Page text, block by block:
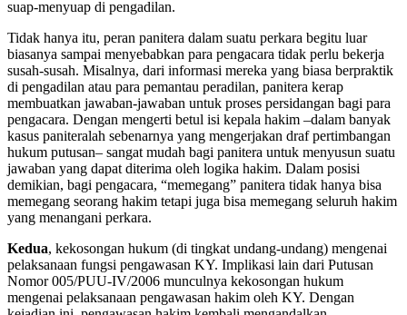
suap-menyuap di pengadilan.
Tidak hanya itu, peran panitera dalam suatu perkara begitu luar
biasanya sampai menyebabkan para pengacara tidak perlu bekerja
susah-susah. Misalnya, dari informasi mereka yang biasa berpraktik
di pengadilan atau para pemantau peradilan, panitera kerap
membuatkan jawaban-jawaban untuk proses persidangan bagi para
pengacara. Dengan mengerti betul isi kepala hakim –dalam banyak
kasus paniteralah sebenarnya yang mengerjakan draf pertimbangan
hukum putusan– sangat mudah bagi panitera untuk menyusun suatu
jawaban yang dapat diterima oleh logika hakim. Dalam posisi
demikian, bagi pengacara, “memegang” panitera tidak hanya bisa
memegang seorang hakim tetapi juga bisa memegang seluruh hakim
yang menangani perkara.
Kedua, kekosongan hukum (di tingkat undang-undang) mengenai
pelaksanaan fungsi pengawasan KY. Implikasi lain dari Putusan
Nomor 005/PUU-IV/2006 munculnya kekosongan hukum
mengenai pelaksanaan pengawasan hakim oleh KY. Dengan